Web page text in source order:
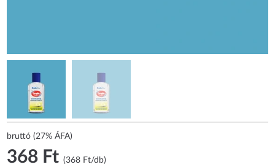
bruttó (27% ÁFA)
368 Ft(368 Ft/db)